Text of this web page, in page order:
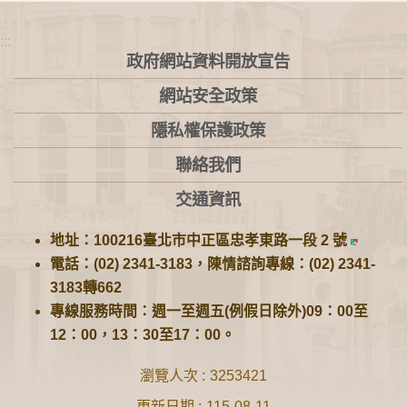
:::
政府網站資料開放宣告
網站安全政策
隱私權保護政策
聯絡我們
交通資訊
地址：100216臺北市中正區忠孝東路一段 2 號
電話：(02) 2341-3183，陳情諮詢專線：(02) 2341-
3183轉662
專線服務時間：週一至週五(例假日除外)09：00至
12：00，13：30至17：00。
瀏覽人次
3253421